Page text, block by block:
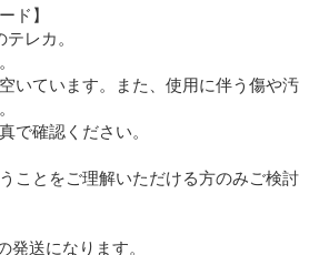
ド】
レカ。
いています。また、使用に伴う傷や汚
で確認ください。
ことをご理解いただける方のみご検討
送になります。